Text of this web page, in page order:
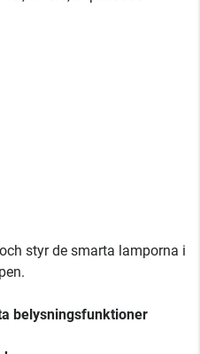
styr de smarta lamporna i
belysningsfunktioner